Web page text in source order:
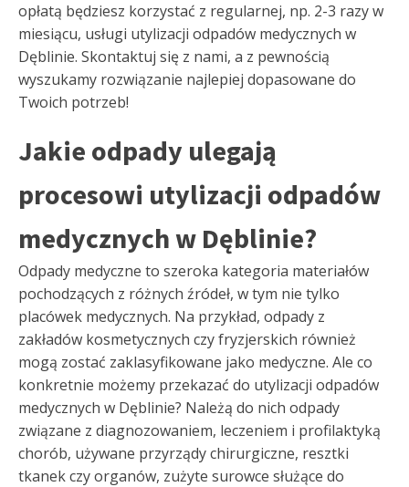
opłatą będziesz korzystać z regularnej, np. 2-3 razy w
miesiącu, usługi utylizacji odpadów medycznych w
Dęblinie. Skontaktuj się z nami, a z pewnością
wyszukamy rozwiązanie najlepiej dopasowane do
Twoich potrzeb!
Jakie odpady ulegają
procesowi utylizacji odpadów
medycznych w Dęblinie?
Odpady medyczne to szeroka kategoria materiałów
pochodzących z różnych źródeł, w tym nie tylko
placówek medycznych. Na przykład, odpady z
zakładów kosmetycznych czy fryzjerskich również
mogą zostać zaklasyfikowane jako medyczne. Ale co
konkretnie możemy przekazać do utylizacji odpadów
medycznych w Dęblinie? Należą do nich odpady
związane z diagnozowaniem, leczeniem i profilaktyką
chorób, używane przyrządy chirurgiczne, resztki
tkanek czy organów, zużyte surowce służące do